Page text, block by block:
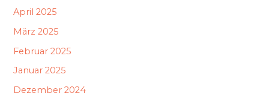
April 2025
März 2025
Februar 2025
Januar 2025
Dezember 2024